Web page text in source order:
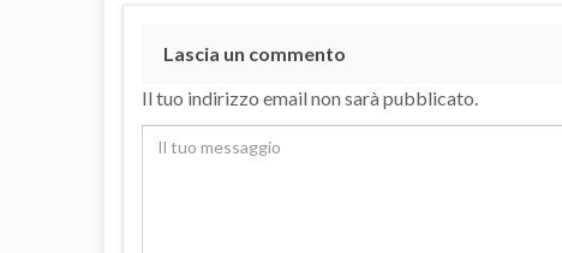
Lascia un commento
Il tuo indirizzo email non sarà pubblicato.